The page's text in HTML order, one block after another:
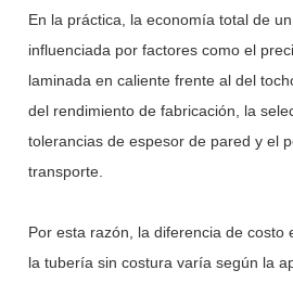
En la práctica, la economía total de
influenciada por factores como el
laminada en caliente frente al del
del rendimiento de fabricación, la
tolerancias de espesor de pared y el
transporte.
Por esta razón, la diferencia de costo
la tubería sin costura varía según la